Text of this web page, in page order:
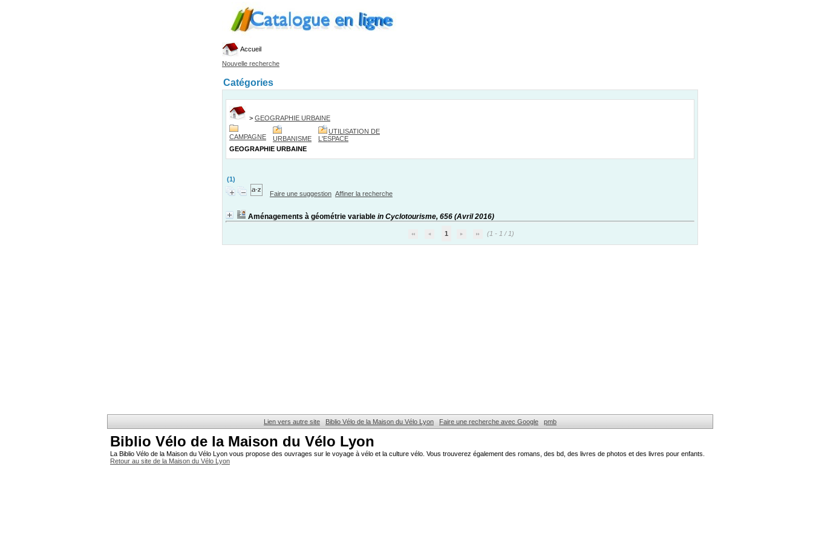
Accueil
Nouvelle recherche
Catégories
> GEOGRAPHIE URBAINE
CAMPAGNE URBANISME
UTILISATION DE
L'ESPACE
GEOGRAPHIE URBAINE
(1)
Faire une suggestion Affiner la recherche
Aménagements à géométrie variable in Cyclotourisme, 656 (Avril 2016)
1 (1 - 1 / 1)
Lien vers autre site Biblio Vélo de la Maison du Vélo Lyon Faire une recherche avec Google pmb
Biblio Vélo de la Maison du Vélo Lyon
La Biblio Vélo de la Maison du Vélo Lyon vous propose des ouvrages sur le voyage à vélo et la culture vélo. Vous trouverez également des romans, des bd, des livres de photos et des livres pour enfants.
Retour au site de la Maison du Vélo Lyon